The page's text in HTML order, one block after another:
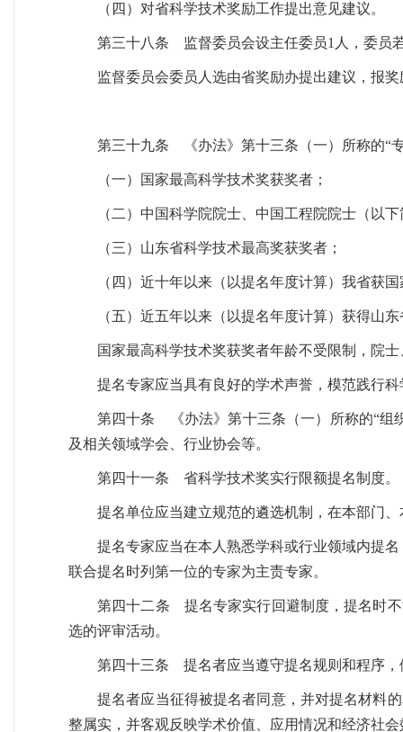
（四）对省科学技术奖励工作提出意见建议。
第三十八条 监督委员会设主任委员1人，委员
监督委员会委员人选由省奖励办提出建议，报
第三十九条 《办法》第十三条（一）所称的“
（一）国家最高科学技术奖获奖者；
（二）中国科学院院士、中国工程院院士（以
（三）山东省科学技术最高奖获奖者；
（四）近十年以来（以提名年度计算）我省获
（五）近五年以来（以提名年度计算）获得山
国家最高科学技术奖获奖者年龄不受限制，院
提名专家应当具有良好的学术声誉，模范践行
第四十条 《办法》第十三条（一）所称的“组
及相关领域学会、行业协会等。
第四十一条 省科学技术奖实行限额提名制度。
提名单位应当建立规范的遴选机制，在本部门
提名专家应当在本人熟悉学科或行业领域内提
联合提名时列第一位的专家为主责专家。
第四十二条 提名专家实行回避制度，提名时
选的评审活动。
第四十三条 提名者应当遵守提名规则和程序，
提名者应当征得被提名者同意，并对提名材料
整属实，并客观反映学术价值、应用情况和经济社会